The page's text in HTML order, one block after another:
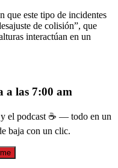
que este tipo de incidentes
de colisión”, que
interactúan en un
a las 7:00 am
el podcast ☕ — todo en un
baja con un clic.